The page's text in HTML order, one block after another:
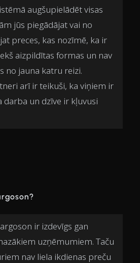
augšupielādēt visas
jūs piegādājat vai no
preces, kas nozīmē, ka ir
aizpildītas formas un nav
no jauna katru reizi.
arī ir teikuši, ka viņiem ir
darba un dzīve ir kļuvusi
ir izdevīgs gan
uzņēmumiem. Taču
nav liela ikdienas preču